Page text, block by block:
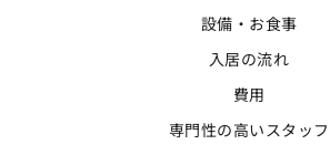
設備・お食事
入居の流れ
費用
専門性の高いスタッフ